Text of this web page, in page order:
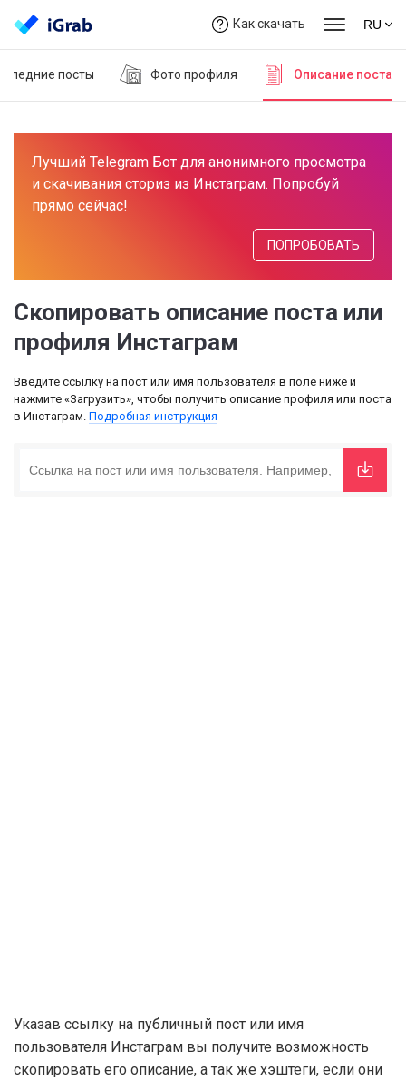
Как скачать RU
посты Фото профиля Описание поста
Лучший Telegram Бот для анонимного просмотра
и скачивания сториз из Инстаграм. Попробуй
прямо сейчас!
ПОПРОБОВАТЬ
Скопировать описание поста или
профиля Инстаграм
Введите ссылку на пост или имя пользователя в поле ниже и
нажмите «Загрузить», чтобы получить описание профиля или поста
в Инстаграм. Подробная инструкция
Указав ссылку на публичный пост или имя
пользователя Инстаграм вы получите возможность
скопировать его описание, а так же хэштеги, если они